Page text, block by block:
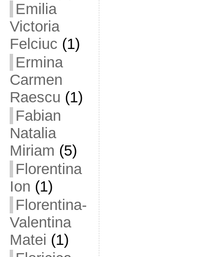
Emilia
Victoria
Felciuc (1)
Ermina
Carmen
Raescu (1)
Fabian
Natalia
Miriam (5)
Florentina
Ion (1)
Florentina-
Valentina
Matei (1)